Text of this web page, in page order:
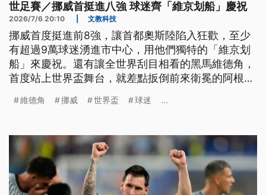
世足賽／挪威首挺進八強 球迷齊「維京划船」慶祝
2026/7/6 20:10 文教科技
挪威首度挺進前8強，讓首都奧斯陸陷入狂歡，至少
有超過9萬球迷湧進市中心，用他們獨特的「維京划
船」來慶祝。還有讓全世界刮目相看的黑馬維德角，
首度站上世界盃舞台，就差點扳倒前來衛冕的阿根
維德角 挪威 世界盃 球迷 ...